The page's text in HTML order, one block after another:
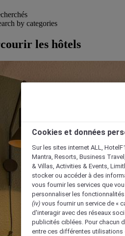
by categories
les hôtels
Cookies et données
Sur les sites internet ALL,
Mantra, Resorts, Business
& Villas, Activities & Events,
stocker ou accéder à des
vous fournir les services que
personnaliser les
(iv) vous fournir un service de «
d'interagir avec des réseaux
publicités ciblées. Pour chacun
entre ces différentes utilisations